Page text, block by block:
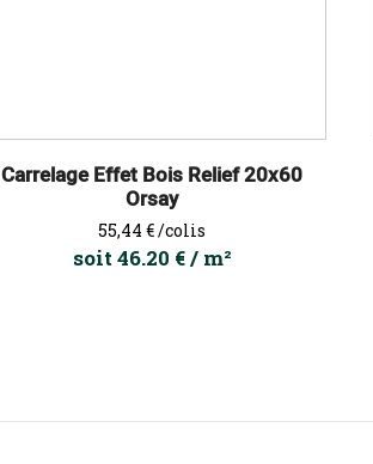
Carrelage Effet Bois Relief 20x60
Orsay
Prix
55,44 €/colis
soit 46.20 € / m²